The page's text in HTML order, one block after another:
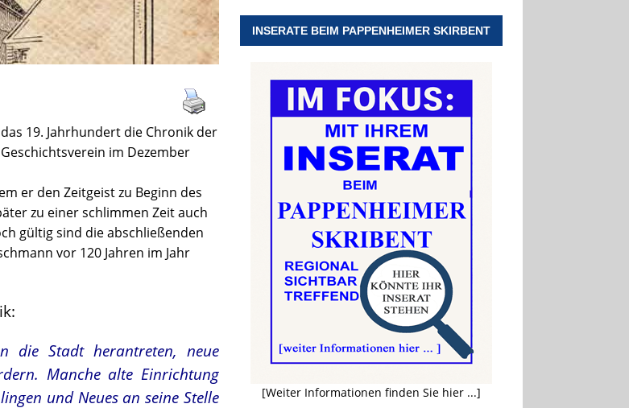
19. Jahrhundert die Chronik der
im Dezember
er den Zeitgeist zu Beginn des
zu einer schlimmen Zeit auch
gültig sind die abschließenden
vor 120 Jahren im Jahr
die Stadt herantreten, neue
Manche alte Einrichtung
und Neues an seine Stelle
INSERATE BEIM PAPPENHEIMER SKIRBENT
[Weiter Informationen finden Sie hier ...]